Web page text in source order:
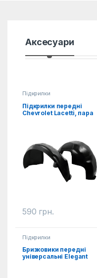
Аксесуари
Підкрилки
Підкрилки передні
Chevrolet Lacetti, пара
590 грн.
Підкрилки
Бризковики передні
універсальні Elegant